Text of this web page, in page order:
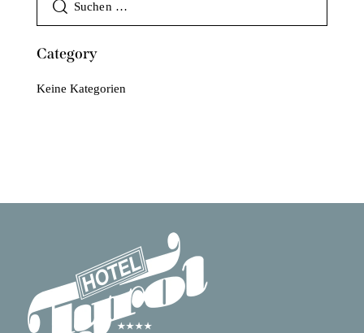
Category
Keine Kategorien